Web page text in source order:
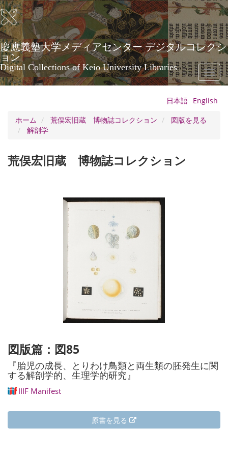
メ
イ
ン
コ
ン
テ
ン
ツ
に
慶應義塾大学メディアセンター デジタルコレクシ
ョン
Digital Collections of Keio University Libraries
Toggle
日本語 English
ホーム
荒俣宏旧蔵 博物誌コレクション
図版を見る
解剖学
荒俣宏旧蔵 博物誌コレクション
図版篇：図85
『胎児の成長、とりわけ鳥類と両生類の胚発生に関
する解剖学的、生理学的研究』
IIIF Manifest
原書を見る